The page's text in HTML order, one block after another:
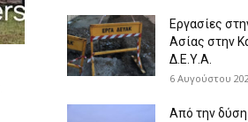
Εργασίες
Ασίας στην
Δ.Ε.Υ.Α.
6 Αυγούστου
Από την δύση